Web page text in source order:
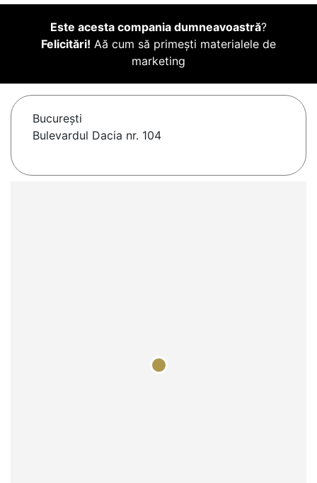
Este acesta compania dumneavoastră?
Felicitări! Aă cum să primești materialele de
marketing
Bucureşti
Bulevardul Dacia nr. 104